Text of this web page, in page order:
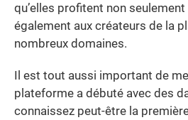
qu’elles profitent non
également aux créateurs de la
nombreux domaines.
Il est tout aussi important de
plateforme a débuté avec des
connaissez peut-être la